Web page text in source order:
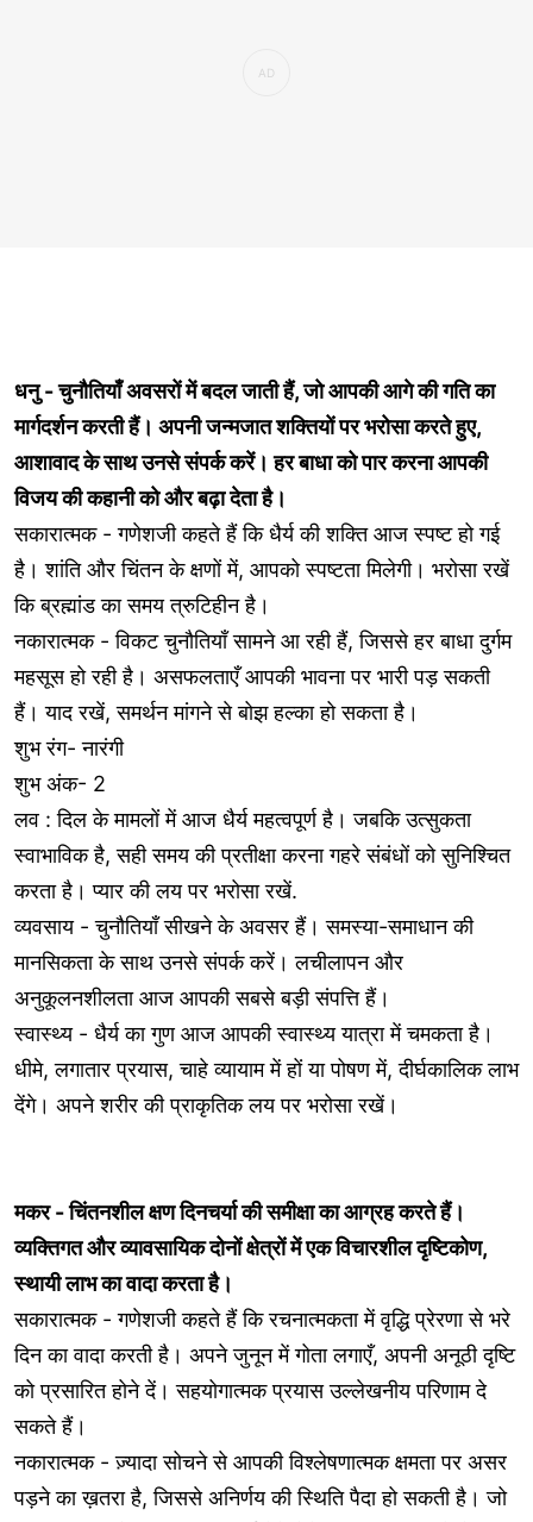
धनु - चुनौतियाँ अवसरों में बदल जाती हैं, जो आपकी आगे की गति का
मार्गदर्शन करती हैं। अपनी जन्मजात शक्तियों पर भरोसा करते हुए,
आशावाद के साथ उनसे संपर्क करें। हर बाधा को पार करना आपकी
विजय की कहानी को और बढ़ा देता है।
सकारात्मक - गणेशजी कहते हैं कि धैर्य की शक्ति आज स्पष्ट हो गई
है। शांति और चिंतन के क्षणों में, आपको स्पष्टता मिलेगी। भरोसा रखें
कि ब्रह्मांड का समय त्रुटिहीन है।
नकारात्मक - विकट चुनौतियाँ सामने आ रही हैं, जिससे हर बाधा दुर्गम
महसूस हो रही है। असफलताएँ आपकी भावना पर भारी पड़ सकती
हैं। याद रखें, समर्थन मांगने से बोझ हल्का हो सकता है।
शुभ रंग- नारंगी
शुभ अंक- 2
लव : दिल के मामलों में आज धैर्य महत्वपूर्ण है। जबकि उत्सुकता
स्वाभाविक है, सही समय की प्रतीक्षा करना गहरे संबंधों को सुनिश्चित
करता है। प्यार की लय पर भरोसा रखें.
व्यवसाय - चुनौतियाँ सीखने के अवसर हैं। समस्या-समाधान की
मानसिकता के साथ उनसे संपर्क करें। लचीलापन और
अनुकूलनशीलता आज आपकी सबसे बड़ी संपत्ति हैं।
स्वास्थ्य - धैर्य का गुण आज आपकी स्वास्थ्य यात्रा में चमकता है।
धीमे, लगातार प्रयास, चाहे व्यायाम में हों या पोषण में, दीर्घकालिक लाभ
देंगे। अपने शरीर की प्राकृतिक लय पर भरोसा रखें।
मकर - चिंतनशील क्षण दिनचर्या की समीक्षा का आग्रह करते हैं।
व्यक्तिगत और व्यावसायिक दोनों क्षेत्रों में एक विचारशील दृष्टिकोण,
स्थायी लाभ का वादा करता है।
सकारात्मक - गणेशजी कहते हैं कि रचनात्मकता में वृद्धि प्रेरणा से भरे
दिन का वादा करती है। अपने जुनून में गोता लगाएँ, अपनी अनूठी दृष्टि
को प्रसारित होने दें। सहयोगात्मक प्रयास उल्लेखनीय परिणाम दे
सकते हैं।
नकारात्मक - ज़्यादा सोचने से आपकी विश्लेषणात्मक क्षमता पर असर
पड़ने का ख़तरा है, जिससे अनिर्णय की स्थिति पैदा हो सकती है। जो